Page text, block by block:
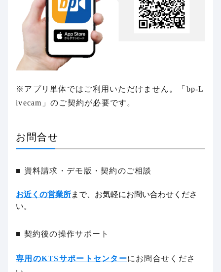
※アプリ単体ではご利用いただけません。「bp-L
ivecam」のご契約が必要です。
お問合せ
■ 資料請求・デモ版・契約のご相談
お近くの営業所まで、お気軽にお問い合わせくださ
い。
■ 契約後の操作サポート
専用のKTSサポートセンターにお問合せくださ